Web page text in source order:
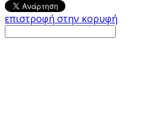
επιστροφή στην κορυφή